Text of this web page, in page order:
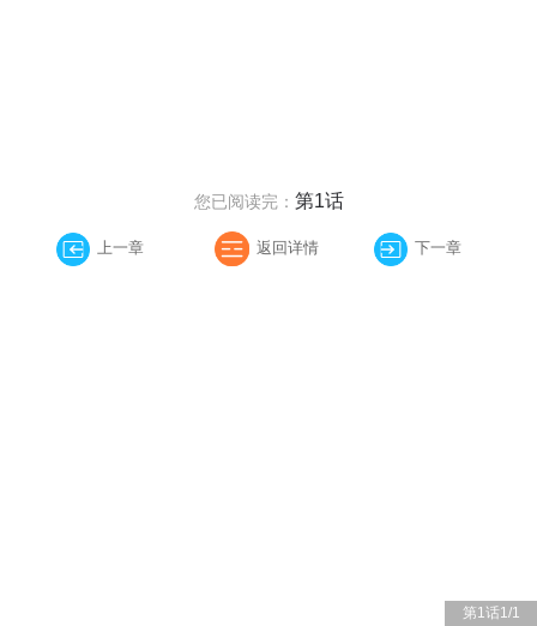
第1话1/1
您已阅读完： 第1话
上一章 返回详情 下一章